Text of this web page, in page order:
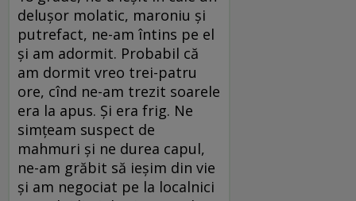
delușor molatic, maroniu și
putrefact, ne-am întins pe el
și am adormit. Probabil că
am dormit vreo trei-patru
ore, cînd ne-am trezit soarele
era la apus. Și era frig. Ne
simțeam suspect de
mahmuri și ne durea capul,
ne-am grăbit să ieșim din vie
și am negociat pe la localnici